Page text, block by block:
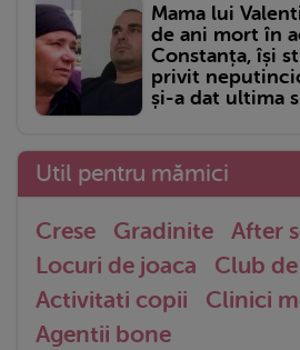
Mama lui
de ani mort în
Constanța, își
privit
și-a dat ultima
Util pentru mămici
Crese Gradinite After
Locuri de joaca
Club
Activitati copii
Clinici
Agentii bone